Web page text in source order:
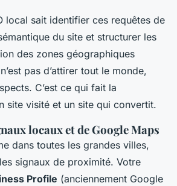
local sait identifier ces requêtes de
du site et structurer les
des zones géographiques
pas d’attirer tout le monde,
C’est ce qui fait la
site visité et un site qui convertit.
locaux et de Google Maps
dans toutes les grandes villes,
signaux de proximité. Votre
Profile (anciennement Google